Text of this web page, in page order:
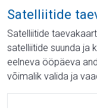
Satelliitide
Satelliitide
satelliitide suunda ja
eelneva ööpäeva
võimalik valida ja